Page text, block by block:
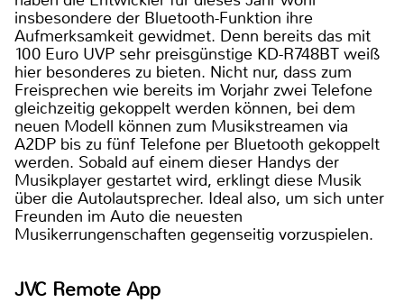
insbesondere der Bluetooth-Funktion ihre
Aufmerksamkeit gewidmet. Denn bereits das mit
100 Euro UVP sehr preisgünstige KD-R748BT weiß
hier besonderes zu bieten. Nicht nur, dass zum
Freisprechen wie bereits im Vorjahr zwei Telefone
gleichzeitig gekoppelt werden können, bei dem
neuen Modell können zum Musikstreamen via
A2DP bis zu fünf Telefone per Bluetooth gekoppelt
werden. Sobald auf einem dieser Handys der
Musikplayer gestartet wird, erklingt diese Musik
über die Autolautsprecher. Ideal also, um sich unter
Freunden im Auto die neuesten
Musikerrungenschaften gegenseitig vorzuspielen.
JVC Remote App